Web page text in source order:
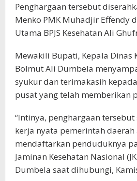
Penghargaan tersebut
Menko PMK Muhadjir Effendy
Utama BPJS Kesehatan Ali
Mewakili Bupati, Kepala Dinas
Bolmut Ali Dumbela
syukur dan terimakasih
pusat yang telah memberikan
“Intinya, penghargaan
kerja nyata pemerintah
mendaftarkan penduduknya
Jaminan Kesehatan Nasional
Dumbela saat dihubungi,